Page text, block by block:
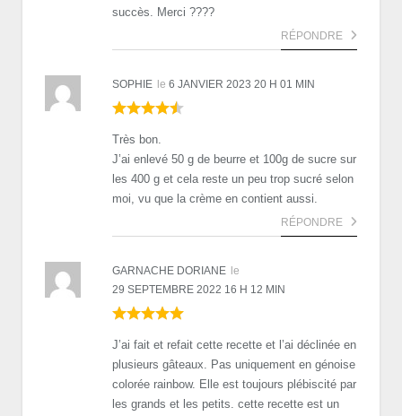
succès. Merci ????
RÉPONDRE
SOPHIE le 6 JANVIER 2023 20 H 01 MIN
Très bon.
J’ai enlevé 50 g de beurre et 100g de sucre sur
les 400 g et cela reste un peu trop sucré selon
moi, vu que la crème en contient aussi.
RÉPONDRE
GARNACHE DORIANE le
29 SEPTEMBRE 2022 16 H 12 MIN
J’ai fait et refait cette recette et l’ai déclinée en
plusieurs gâteaux. Pas uniquement en génoise
colorée rainbow. Elle est toujours plébiscité par
les grands et les petits. cette recette est un